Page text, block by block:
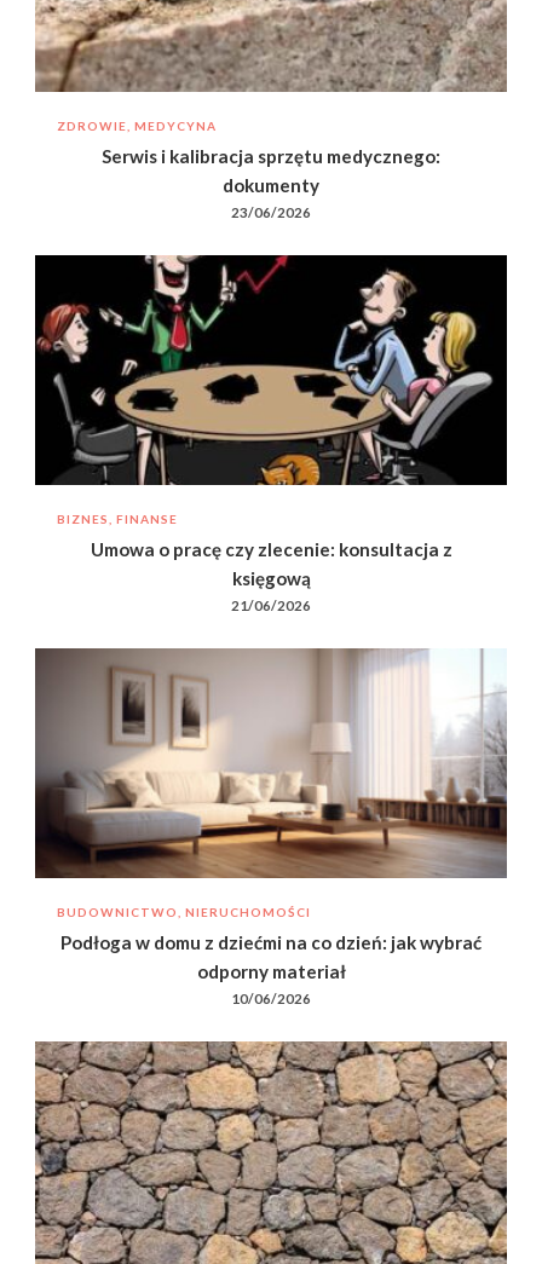
ZDROWIE, MEDYCYNA
Serwis i kalibracja sprzętu medycznego:
dokumenty
23/06/2026
BIZNES, FINANSE
Umowa o pracę czy zlecenie: konsultacja z
księgową
21/06/2026
BUDOWNICTWO, NIERUCHOMOŚCI
Podłoga w domu z dziećmi na co dzień: jak wybrać
odporny materiał
10/06/2026